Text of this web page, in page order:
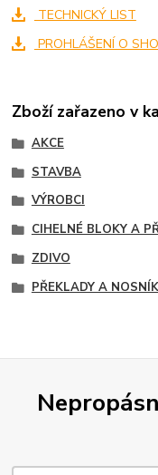
TECHNICKÝ LIST
PROHLÁŠENÍ O
Zboží zařazeno v
AKCE
STAVBA
VÝROBCI
CIHELNÉ BLOKY A
ZDIVO
PŘEKLADY A